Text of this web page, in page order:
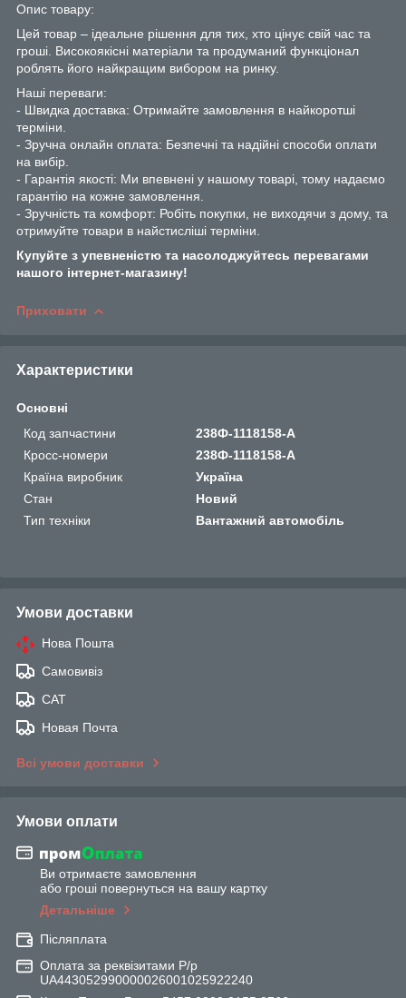
Опис товару:
Цей товар – ідеальне рішення для тих, хто цінує свій час та
гроші. Високоякісні матеріали та продуманий функціонал
роблять його найкращим вибором на ринку.
Наші переваги:
- Швидка доставка: Отримайте замовлення в найкоротші
терміни.
- Зручна онлайн оплата: Безпечні та надійні способи оплати
на вибір.
- Гарантія якості: Ми впевнені у нашому товарі, тому надаємо
гарантію на кожне замовлення.
- Зручність та комфорт: Робіть покупки, не виходячи з дому, та
отримуйте товари в найстисліші терміни.
Купуйте з упевненістю та насолоджуйтесь перевагами
нашого інтернет-магазину!
Приховати
Характеристики
Основні
Код запчастини
238Ф-1118158-A
Кросс-номери
238Ф-1118158-A
Країна виробник
Україна
Стан
Новий
Тип техніки
Вантажний автомобіль
Умови доставки
Нова Пошта
Самовивіз
САТ
Новая Почта
Всі умови доставки
Умови оплати
Ви отримаєте замовлення
або гроші повернуться на вашу картку
Детальніше
Післяплата
Оплата за реквізитами Р/р
UA443052990000026001025922240